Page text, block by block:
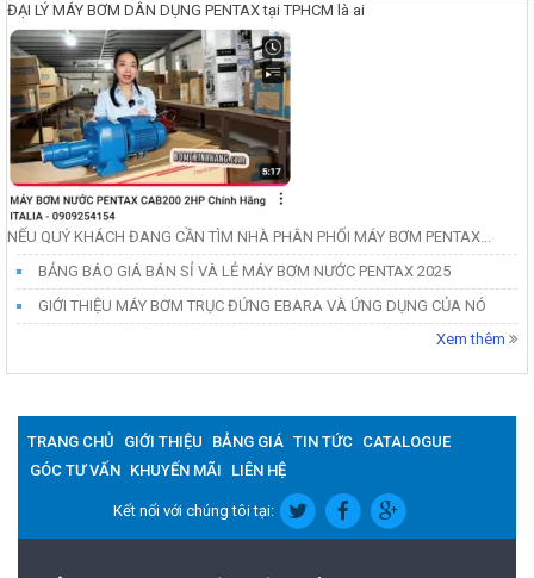
ĐẠI LÝ MÁY BƠM DÂN DỤNG PENTAX tại TPHCM là ai
NẾU QUÝ KHÁCH ĐANG CẦN TÌM NHÀ PHÂN PHỐI MÁY BƠM PENTAX...
BẢNG BÁO GIÁ BÁN SỈ VÀ LẺ MÁY BƠM NƯỚC PENTAX 2025
GIỚI THIỆU MÁY BƠM TRỤC ĐỨNG EBARA VÀ ỨNG DỤNG CỦA NÓ
Xem thêm
TRANG CHỦ GIỚI THIỆU BẢNG GIÁ TIN TỨC CATALOGUE
GÓC TƯ VẤN KHUYẾN MÃI LIÊN HỆ
Kết nối với chúng tôi tại: